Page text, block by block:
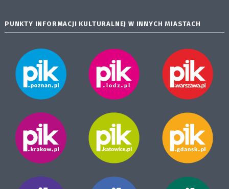
PUNKTY INFORMACJI KULTURALNEJ W INNYCH MIASTACH